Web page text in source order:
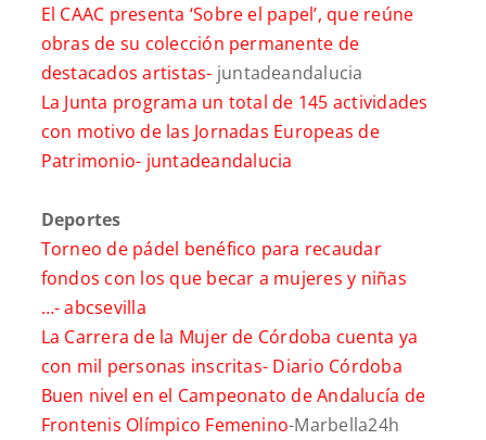
El CAAC presenta ‘Sobre el papel’, que reúne
obras de su colección permanente de
destacados artistas- juntadeandalucia
La Junta programa un total de 145 actividades
con motivo de las Jornadas Europeas de
Patrimonio- juntadeandalucia
Deportes
Torneo de pádel benéfico para recaudar
fondos con los que becar a mujeres y niñas
…-abcsevilla
La Carrera de la Mujer de Córdoba cuenta ya
con mil personas inscritas- Diario Córdoba
Buen nivel en el Campeonato de Andalucía de
Frontenis Olímpico Femenino-Marbella24h